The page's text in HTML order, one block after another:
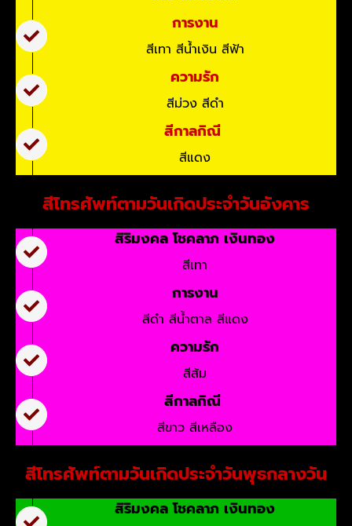
การงาน
สีเทา สีน้ำเงิน สีฟ้า
ความรัก
สีม่วง สีดำ
สีกาลกิณี
สีแดง
สีโทรศัพท์ตามวันเกิดประจำวันอังคาร
สิริมงคล โชคลาภ เงินทอง
สีเทา
การงาน
สีดำ สีน้ำตาล สีแดง
ความรัก
สีส้ม
สีกาลกิณี
สีขาว สีเหลือง
สีโทรศัพท์ตามวันเกิดประจำวันพุธกลางวัน
สิริมงคล โชคลาภ เงินทอง